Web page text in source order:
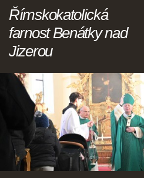
Římskokatolická
farnost Benátky nad
Jizerou